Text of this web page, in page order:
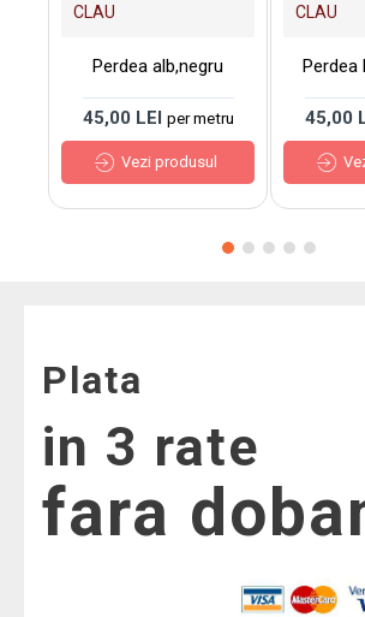
CLAU
Perdea alb,negru
45,00 LEI per metru
Vezi produsul
CLAU
Perdea
45,00
Plata
in 3 rate
fara